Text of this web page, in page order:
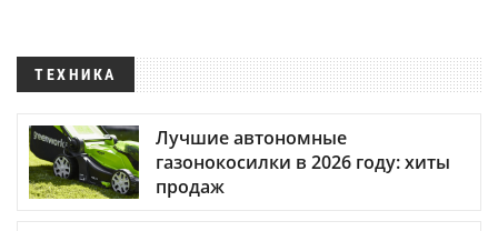
ТЕХНИКА
Лучшие автономные
газонокосилки в 2026 году: хиты
продаж